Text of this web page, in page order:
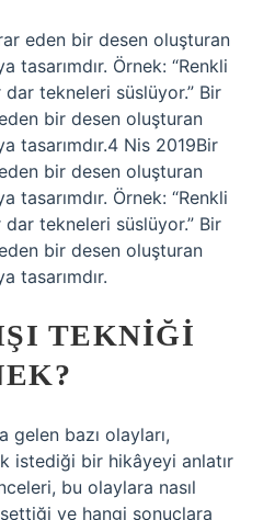
eden bir desen oluşturan
Örnek: “Renkli
tekneleri süslüyor.” Bir
bir desen oluşturan
tasarımdır.4 Nis 2019Bir
bir desen oluşturan
Örnek: “Renkli
tekneleri süslüyor.” Bir
bir desen oluşturan
tasarımdır.
TEKNIĞI
gelen bazı olayları,
istediği bir hikâyeyi anlatır
bu olaylara nasıl
ve hangi sonuçlara